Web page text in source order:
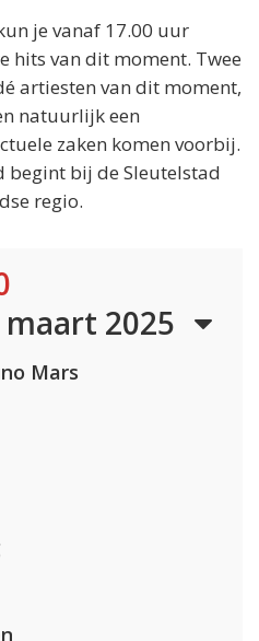
je vanaf 17.00 uur
hits van dit moment. Twee
artiesten van dit moment,
natuurlijk een
zaken komen voorbij.
begint bij de Sleutelstad
regio.
maart 2025
Mars